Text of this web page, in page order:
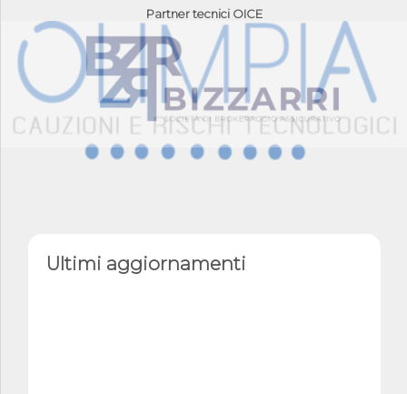
Partner tecnici OICE
Ultimi aggiornamenti